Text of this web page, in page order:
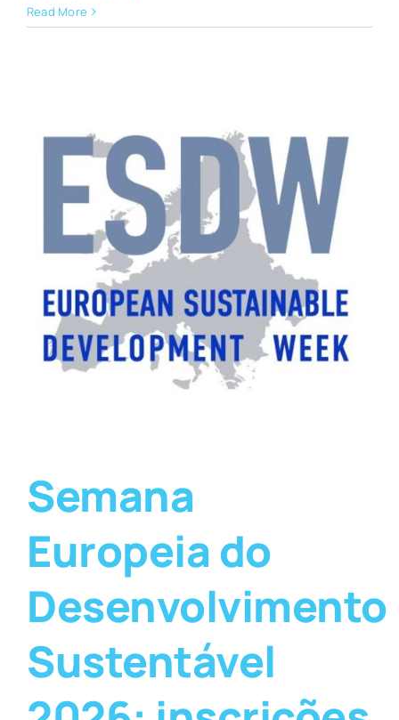
Read More
Semana
Europeia do
Desenvolvimento
Sustentável